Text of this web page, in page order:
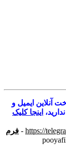
آنلاین ایمیل و
اینجا کلیک
https://
- فرم